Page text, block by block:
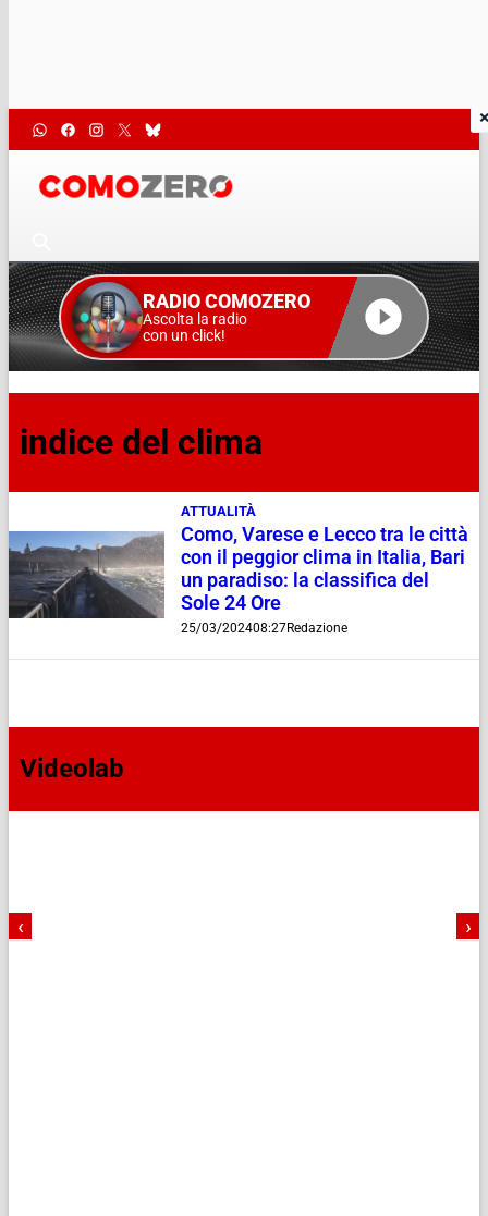
RADIO COMOZERO
Ascolta la radio
con un click!
indice del clima
ATTUALITÀ
Como, Varese e Lecco tra le città
con il peggior clima in Italia, Bari
un paradiso: la classifica del
Sole 24 Ore
25/03/202408:27Redazione
Videolab
‹ ›